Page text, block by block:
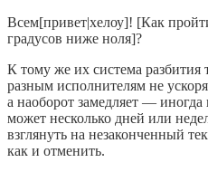
Всем[привет|хелоу]! [Как
градусов ниже ноля]?
К тому же их система разбития
разным исполнителям не
а наоборот замедляет — иногда
может несколько дней или
взглянуть на незаконченный
как и отменить.